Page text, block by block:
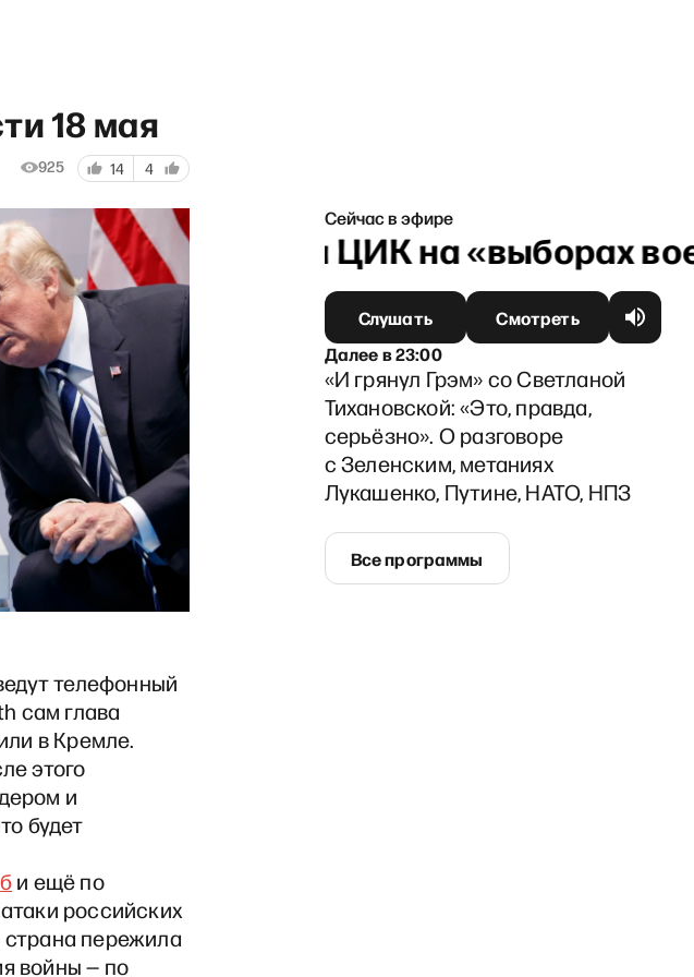
18 мая
925 14 4
телефонный
сам глава
в Кремле.
этого
и
будет
и ещё по
российских
пережила
войны — по
Сейчас в эфире
— глава ЦИК на «выборах
Слушать
Смотреть
Далеев23:00
«И грянул Грэм» со Светланой
Тихановской: «Это, правда,
серьёзно». О разговоре
с Зеленским, метаниях
Лукашенко, Путине, НАТО, НПЗ
Все программы